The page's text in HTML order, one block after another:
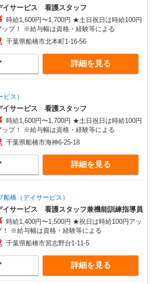
イサービス 看護スタッフ
時給1,600円〜1,700円 ★土日祝日は時給100円
ップ！ ※給与幅は資格・経験等による
千葉県船橋市北本町1-16-56
詳細を見る
ス）
イサービス 看護スタッフ
時給1,600円〜1,700円 ★土日祝日は時給100円
ップ！ ※給与幅は資格・経験等による
千葉県船橋市海神6-25-18
詳細を見る
橋（デイサービス）
イサービス 看護スタッフ兼機能訓練指導員
時給1,400円〜1,500円 ★祝日は時給100円アッ
！ ※給与幅は資格・経験等による
千葉県船橋市習志野台1-11-5
詳細を見る